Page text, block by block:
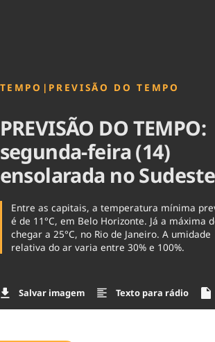
TEMPO | PREVISÃO DO TEMPO
PREVISÃO DO TEMPO:
segunda-feira (14)
ensolarada no Sudeste
Entre as capitais, a temperatura mínima
é de 11°C, em Belo Horizonte. Já a máxima
chegar a 25°C, no Rio de Janeiro. A umidade
relativa do ar varia entre 30% e 100%.
Salvar imagem Texto para rádio